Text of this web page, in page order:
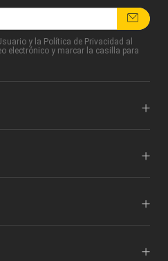
y la Política de Privacidad al
electrónico y marcar la casilla para